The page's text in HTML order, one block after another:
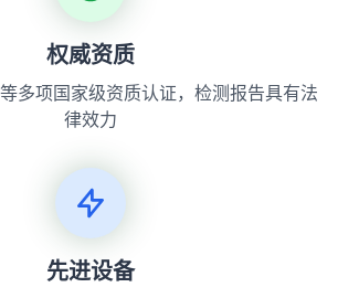
权威资质
多项国家级资质认证，检测报告具有法
律效力
先进设备